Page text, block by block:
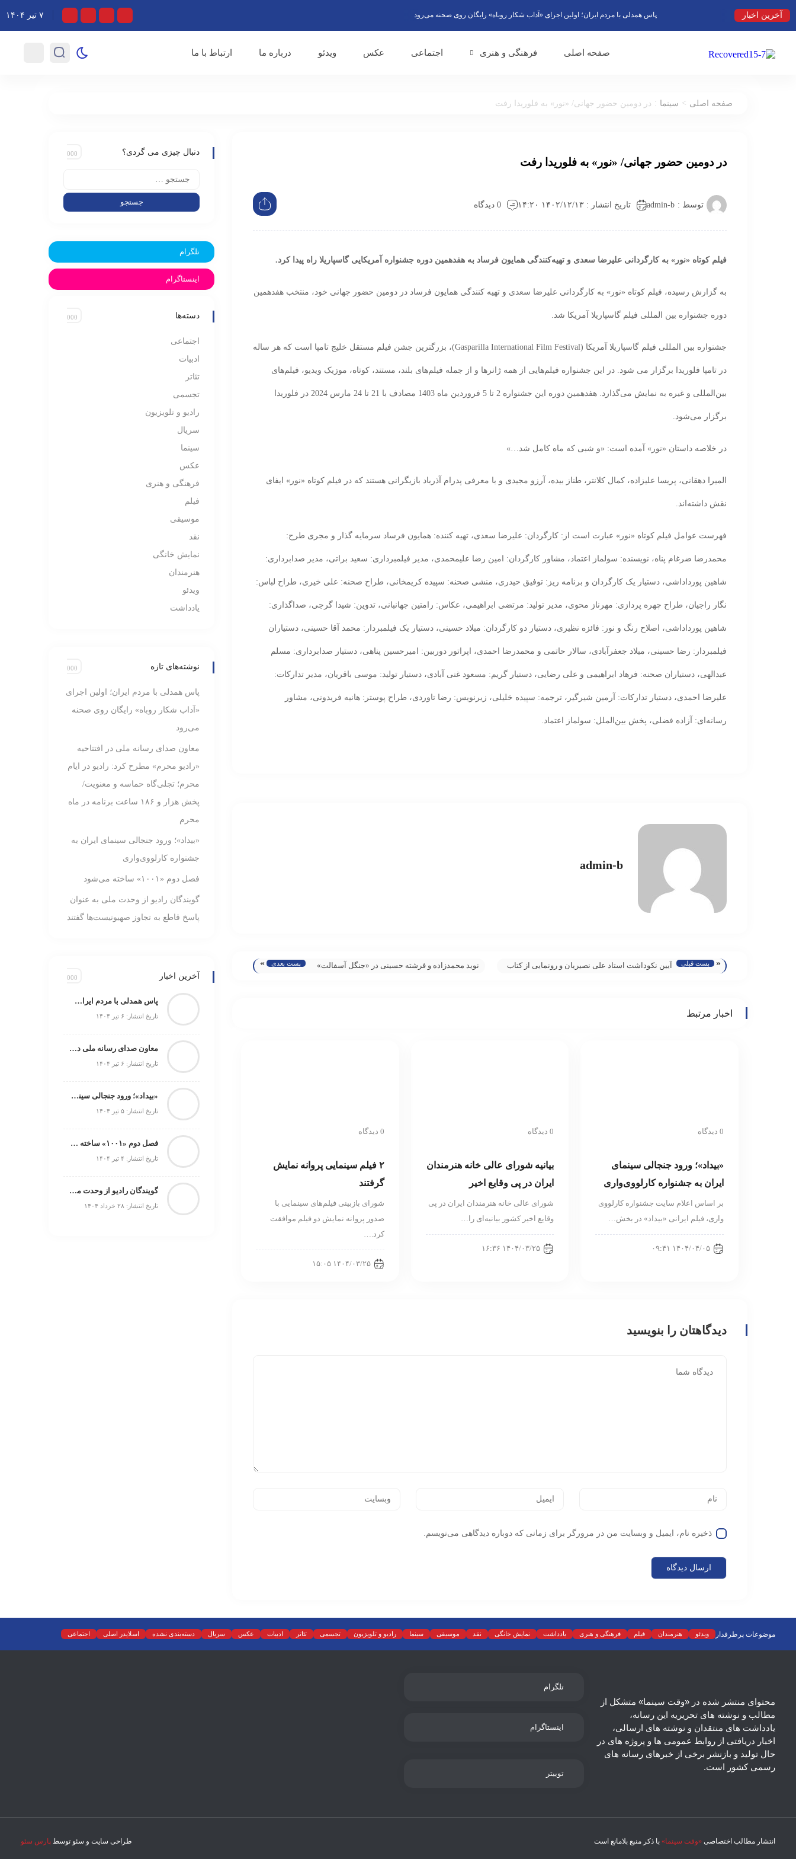
آخرین اخبار پاس همدلی با مردم ایران؛ اولین اجرای «آداب شکار روباه» رایگان روی صحنه می‌رود ۷ تیر ۱۴۰۴
صفحه اصلی فرهنگی و هنری اجتماعی عکس ویدئو درباره ما ارتباط با ما
صفحه اصلی > سینما : در دومین حضور جهانی/ «نور» به فلوریدا رفت
در دومین حضور جهانی/ «نور» به فلوریدا رفت
توسط : admin-b تاریخ انتشار : ۱۴۰۲/۱۲/۱۳ ۱۴:۲۰ 0 دیدگاه
فیلم کوتاه «نور» به کارگردانی علیرضا سعدی و تهیه‌کنندگی همایون فرساد به هفدهمین دوره جشنواره آمریکایی گاسپاریلا راه پیدا کرد.
به گزارش رسیده، فیلم کوتاه «نور» به کارگردانی علیرضا سعدی و تهیه کنندگی همایون فرساد در دومین حضور جهانی خود، منتخب هفدهمین
دوره جشنواره بین المللی فیلم گاسپاریلا آمریکا شد.
جشنواره بین المللی فیلم گاسپاریلا آمریکا (Gasparilla International Film Festival)، بزرگترین جشن فیلم مستقل خلیج تامپا است که هر ساله
در تامپا فلوریدا برگزار می شود. در این جشنواره فیلم‌هایی از همه ژانرها و از جمله فیلم‌های بلند، مستند، کوتاه، موزیک ویدیو، فیلم‌های
بین‌المللی و غیره به نمایش می‌گذارد. هفدهمین دوره این جشنواره 2 تا 5 فروردین ماه 1403 مصادف با 21 تا 24 مارس 2024 در فلوریدا
برگزار می‌شود.
در خلاصه داستان «نور» آمده است: «و شبی که ماه کامل شد…»
المیرا دهقانی، پریسا علیزاده، کمال کلانتر، طناز بیده، آرزو مجیدی و با معرفی پدرام آذرباد بازیگرانی هستند که در فیلم کوتاه «نور» ایفای
نقش داشته‌اند.
فهرست عوامل فیلم کوتاه «نور» عبارت است از: کارگردان: علیرضا سعدی، تهیه کننده: همایون فرساد سرمایه گذار و مجری طرح:
محمدرضا ضرغام پناه، نویسنده: سولماز اعتماد، مشاور کارگردان: امین رضا علیمحمدی، مدیر فیلمبرداری: سعید براتی، مدیر صدابرداری:
شاهین پورداداشی، دستیار یک کارگردان و برنامه ریز: توفیق حیدری، منشی صحنه: سپیده کریمخانی، طراح صحنه: علی خیری، طراح لباس:
نگار راجیان، طراح چهره پردازی: مهرناز محوی، مدیر تولید: مرتضی ابراهیمی، عکاس: رامتین جهانبانی، تدوین: شیدا گرجی، صداگذاری:
شاهین پورداداشی، اصلاح رنگ و نور: فائزه نظیری، دستیار دو کارگردان: میلاد حسینی، دستیار یک فیلمبردار: محمد آقا حسینی، دستیاران
فیلمبردار: رضا حسینی، میلاد جعفرآبادی، سالار حاتمی و محمدرضا احمدی، اپراتور دوربین: امیرحسین پناهی، دستیار صدابرداری: مسلم
عبدالهی، دستیاران صحنه: فرهاد ابراهیمی و علی رضایی، دستیار گریم: مسعود غنی آبادی، دستیار تولید: موسی باقریان، مدیر تدارکات:
علیرضا احمدی، دستیار تدارکات: آرمین شیرگیر، ترجمه: سپیده خلیلی، زیرنویس: رضا تاوردی، طراح پوستر: هانیه فریدونی، مشاور
رسانه‌ای: آزاده فضلی، پخش بین‌الملل: سولماز اعتماد.
admin-b
« پست قبلی
آیین نکوداشت استاد علی نصیریان و رونمایی از کتاب
نوید محمدزاده و فرشته حسینی در «جنگل آسفالت»
پست بعدی »
اخبار مرتبط
0 دیدگاه
«بیداد»؛ ورود جنجالی سینمای
ایران به جشنواره کارلووی‌واری
بر اساس اعلام سایت جشنواره کارلووی
واری، فیلم ایرانی «بیداد» در بخش…
۱۴۰۴/۰۴/۰۵ ۰۹:۴۱
0 دیدگاه
بیانیه شورای عالی خانه هنرمندان
ایران در پی وقایع اخیر
شورای عالی خانه هنرمندان ایران در پی
وقایع اخیر کشور بیانیه‌ای را…
۱۴۰۴/۰۳/۲۵ ۱۶:۳۶
0 دیدگاه
۲ فیلم سینمایی پروانه نمایش
گرفتند
شورای بازبینی فیلم‌های سینمایی با
صدور پروانه نمایش دو فیلم موافقت
کرد.…
۱۴۰۴/۰۳/۲۵ ۱۵:۰۵
دیدگاهتان را بنویسید
ذخیره نام، ایمیل و وبسایت من در مرورگر برای زمانی که دوباره دیدگاهی می‌نویسم.
دنبال چیزی می گردی؟
تلگرام
اینستاگرام
دسته‌ها
اجتماعی
ادبیات
تئاتر
تجسمی
رادیو و تلویزیون
سریال
سینما
عکس
فرهنگی و هنری
فیلم
موسیقی
نقد
نمایش خانگی
هنرمندان
ویدئو
یادداشت
نوشته‌های تازه
پاس همدلی با مردم ایران؛ اولین اجرای
«آداب شکار روباه» رایگان روی صحنه
می‌رود
معاون صدای رسانه ملی در افتتاحیه
«رادیو محرم» مطرح کرد: رادیو در ایام
محرم‌؛ تجلی‌گاه حماسه و معنویت/
پخش هزار و ۱۸۶ ساعت برنامه در ماه
محرم
«بیداد»؛ ورود جنجالی سینمای ایران به
جشنواره کارلووی‌واری
فصل دوم «۱۰۰۱» ساخته می‌شود
گویندگان رادیو از وحدت ملی به عنوان
پاسخ قاطع به تجاوز صهیونیست‌ها گفتند
آخرین اخبار
پاس همدلی با مردم ایران؛ اولین اجرای «آداب شکار روباه» رایگان روی صحنه می‌رود
تاریخ انتشار: ۶ تیر ۱۴۰۴
معاون صدای رسانه ملی در افتتاحیه «رادیو محرم» مطرح کرد: رادیو در ایام محرم‌؛ تجلی‌گاه حماسه و معنویت/ پخش هزار و ۱۸۶ ساعت برنامه در ماه محرم
تاریخ انتشار: ۶ تیر ۱۴۰۴
«بیداد»؛ ورود جنجالی سینمای ایران به جشنواره کارلووی‌واری
تاریخ انتشار: ۵ تیر ۱۴۰۴
فصل دوم «۱۰۰۱» ساخته می‌شود
تاریخ انتشار: ۴ تیر ۱۴۰۴
گویندگان رادیو از وحدت ملی به عنوان پاسخ قاطع به تجاوز صهیونیست‌ها گفتند
تاریخ انتشار: ۲۸ خرداد ۱۴۰۴
موضوعات پرطرفدار ویدئو هنرمندان فیلم فرهنگی و هنری یادداشت نمایش خانگی نقد موسیقی سینما رادیو و تلویزیون تجسمی تئاتر ادبیات عکس سریال دسته‌بندی نشده اسلایدر اصلی اجتماعی
محتوای منتشر شده در «وقت سینما» متشکل از
مطالب و نوشته های تحریریه این رسانه،
یادداشت های منتقدان و نوشته های ارسالی،
اخبار دریافتی از روابط عمومی ها و پروژه های در
حال تولید و بازنشر برخی از خبرهای رسانه های
رسمی کشور است.
تلگرام
اینستاگرام
توییتر
انتشار مطالب اختصاصی «وقت سینما» با ذکر منبع بلامانع است طراحی سایت و سئو توسط پارس سئو